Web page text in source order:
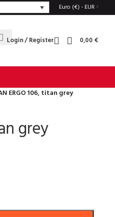
Euro (€) - EUR
Login / Register 0,00 €
ERGO 106, titan grey
grey